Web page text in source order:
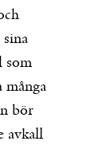
som
många
bör
avkall